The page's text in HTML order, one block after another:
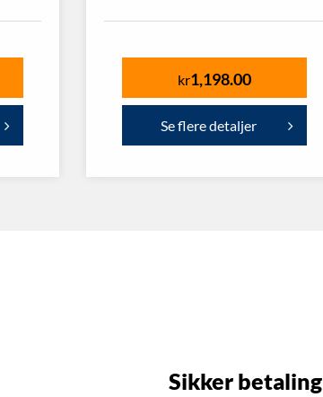
kr1,198.00
Se flere detaljer
Sikker betaling